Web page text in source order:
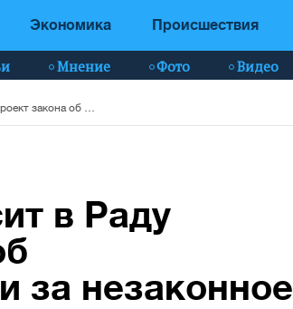
Экономика Происшествия
Мнение Фото Видео
в Раду
за незаконное